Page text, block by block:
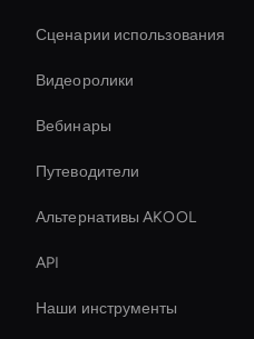
Сценарии использования
Видеоролики
Вебинары
Путеводители
Альтернативы AKOOL
API
Наши инструменты